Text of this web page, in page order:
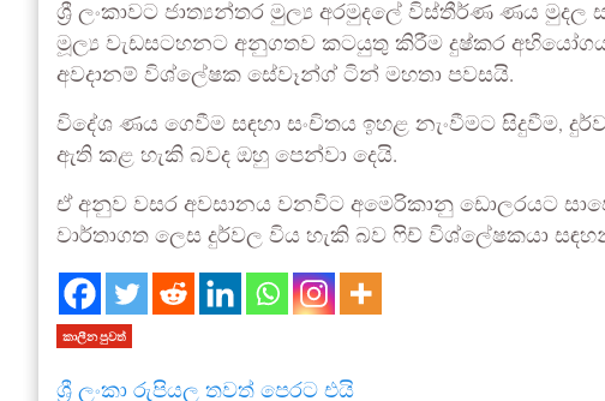
ශ්‍රී ලංකාවට ජාත්‍යන්තර මුල්‍ය අරමුදලේ විස්තීර්ණ ණය
මූල්‍ය වැඩසටහනට අනුගතව කටයුතු කිරීම දුෂ්කර
අවදානම් විශ්ලේෂක සේවෑන්ග් ටින් මහතා පවසයි.
විදේශ ණය ගෙවීම සඳහා සංචිතය ඉහළ නැංවීමට සිදුවීම,
ඇති කළ හැකි බවද ඔහු පෙන්වා දෙයි.
ඒ අනුව වසර අවසානය වනවිට අමෙරිකානු ඩොලරයට
වාර්තාගත ලෙස දුර්වල විය හැකි බව ෆිච් විශ්ලේෂකයා
කාලීන පුවත්
ශ්‍රී ලංකා රුපියල තවත් පෙරට එයි